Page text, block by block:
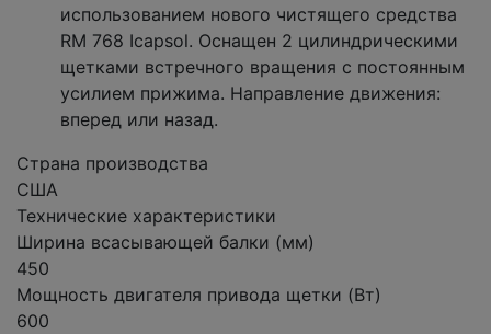
использованием нового чистящего средства
RM 768 Icapsol. Оснащен 2 цилиндрическими
щетками встречного вращения с постоянным
усилием прижима. Направление движения:
вперед или назад.
Страна производства
США
Технические характеристики
Ширина всасывающей балки (мм)
450
Мощность двигателя привода щетки (Вт)
600